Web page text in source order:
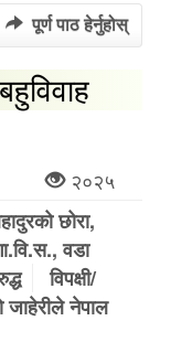
पूर्ण पाठ हेर्नुहोस्
२०२५
छोरा,
वडा
विपक्षी/
जाहेरीले नेपाल